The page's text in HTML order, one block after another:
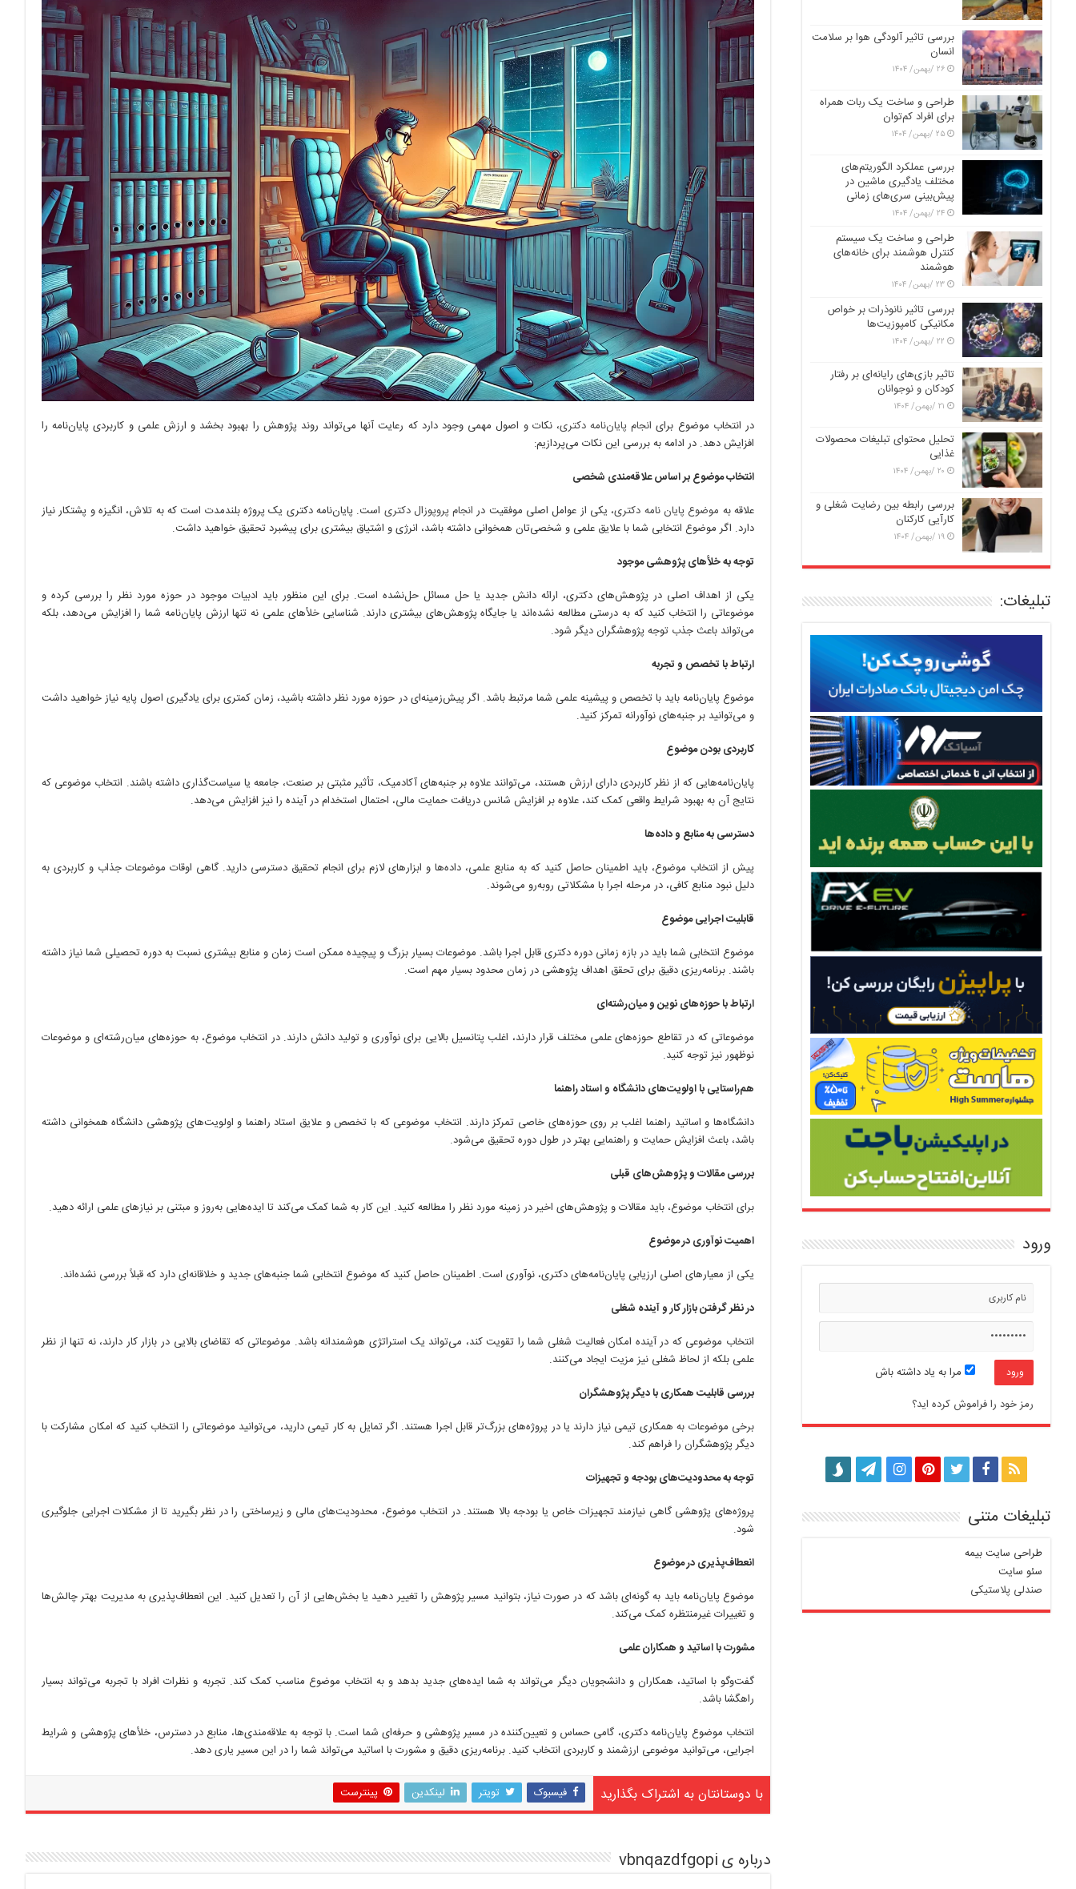
در انتخاب موضوع برای انجام پایان‌نامه دکتری، نکات و اصول مهمی وجود دارد که رعایت آنها می‌تواند روند پژوهش را بهبود بخشد و ارزش علمی و کاربردی پایان‌نامه را
افزایش دهد. در ادامه به بررسی این نکات می‌پردازیم:
انتخاب موضوع بر اساس علاقه‌مندی شخصی
علاقه به موضوع پایان نامه دکتری، یکی از عوامل اصلی موفقیت در انجام پروپوزال دکتری است. پایان‌نامه دکتری یک پروژه بلندمدت است که به تلاش، انگیزه و پشتکار نیاز
دارد. اگر موضوع انتخابی شما با علایق علمی و شخصی‌تان همخوانی داشته باشد، انرژی و اشتیاق بیشتری برای پیشبرد تحقیق خواهید داشت.
توجه به خلأهای پژوهشی موجود
یکی از اهداف اصلی در پژوهش‌های دکتری، ارائه دانش جدید یا حل مسائل حل‌نشده است. برای این منظور باید ادبیات موجود در حوزه مورد نظر را بررسی کرده و
موضوعاتی را انتخاب کنید که به درستی مطالعه نشده‌اند یا جایگاه پژوهش‌های بیشتری دارند. شناسایی خلأهای علمی نه تنها ارزش پایان‌نامه شما را افزایش می‌دهد، بلکه
می‌تواند باعث جذب توجه پژوهشگران دیگر شود.
ارتباط با تخصص و تجربه
موضوع پایان‌نامه باید با تخصص و پیشینه علمی شما مرتبط باشد. اگر پیش‌زمینه‌ای در حوزه مورد نظر داشته باشید، زمان کمتری برای یادگیری اصول پایه نیاز خواهید داشت
و می‌توانید بر جنبه‌های نوآورانه تمرکز کنید.
کاربردی بودن موضوع
پایان‌نامه‌هایی که از نظر کاربردی دارای ارزش هستند، می‌توانند علاوه بر جنبه‌های آکادمیک، تأثیر مثبتی بر صنعت، جامعه یا سیاست‌گذاری داشته باشند. انتخاب موضوعی که
نتایج آن به بهبود شرایط واقعی کمک کند، علاوه بر افزایش شانس دریافت حمایت مالی، احتمال استخدام در آینده را نیز افزایش می‌دهد.
دسترسی به منابع و داده‌ها
پیش از انتخاب موضوع، باید اطمینان حاصل کنید که به منابع علمی، داده‌ها و ابزارهای لازم برای انجام تحقیق دسترسی دارید. گاهی اوقات موضوعات جذاب و کاربردی به
دلیل نبود منابع کافی، در مرحله اجرا با مشکلاتی روبه‌رو می‌شوند.
قابلیت اجرایی موضوع
موضوع انتخابی شما باید در بازه زمانی دوره دکتری قابل اجرا باشد. موضوعات بسیار بزرگ و پیچیده ممکن است زمان و منابع بیشتری نسبت به دوره تحصیلی شما نیاز داشته
باشند. برنامه‌ریزی دقیق برای تحقق اهداف پژوهشی در زمان محدود بسیار مهم است.
ارتباط با حوزه‌های نوین و میان‌رشته‌ای
موضوعاتی که در تقاطع حوزه‌های علمی مختلف قرار دارند، اغلب پتانسیل بالایی برای نوآوری و تولید دانش دارند. در انتخاب موضوع، به حوزه‌های میان‌رشته‌ای و موضوعات
نوظهور نیز توجه کنید.
هم‌راستایی با اولویت‌های دانشگاه و استاد راهنما
دانشگاه‌ها و اساتید راهنما اغلب بر روی حوزه‌های خاصی تمرکز دارند. انتخاب موضوعی که با تخصص و علایق استاد راهنما و اولویت‌های پژوهشی دانشگاه همخوانی داشته
باشد، باعث افزایش حمایت و راهنمایی بهتر در طول دوره تحقیق می‌شود.
بررسی مقالات و پژوهش‌های قبلی
برای انتخاب موضوع، باید مقالات و پژوهش‌های اخیر در زمینه مورد نظر را مطالعه کنید. این کار به شما کمک می‌کند تا ایده‌هایی به‌روز و مبتنی بر نیازهای علمی ارائه دهید.
اهمیت نوآوری در موضوع
یکی از معیارهای اصلی ارزیابی پایان‌نامه‌های دکتری، نوآوری است. اطمینان حاصل کنید که موضوع انتخابی شما جنبه‌های جدید و خلاقانه‌ای دارد که قبلاً بررسی نشده‌اند.
در نظر گرفتن بازار کار و آینده شغلی
انتخاب موضوعی که در آینده امکان فعالیت شغلی شما را تقویت کند، می‌تواند یک استراتژی هوشمندانه باشد. موضوعاتی که تقاضای بالایی در بازار کار دارند، نه تنها از نظر
علمی بلکه از لحاظ شغلی نیز مزیت ایجاد می‌کنند.
بررسی قابلیت همکاری با دیگر پژوهشگران
برخی موضوعات به همکاری تیمی نیاز دارند یا در پروژه‌های بزرگ‌تر قابل اجرا هستند. اگر تمایل به کار تیمی دارید، می‌توانید موضوعاتی را انتخاب کنید که امکان مشارکت با
دیگر پژوهشگران را فراهم کند.
توجه به محدودیت‌های بودجه و تجهیزات
پروژه‌های پژوهشی گاهی نیازمند تجهیزات خاص یا بودجه بالا هستند. در انتخاب موضوع، محدودیت‌های مالی و زیرساختی را در نظر بگیرید تا از مشکلات اجرایی جلوگیری
شود.
انعطاف‌پذیری در موضوع
موضوع پایان‌نامه باید به گونه‌ای باشد که در صورت نیاز، بتوانید مسیر پژوهش را تغییر دهید یا بخش‌هایی از آن را تعدیل کنید. این انعطاف‌پذیری به مدیریت بهتر چالش‌ها
و تغییرات غیرمنتظره کمک می‌کند.
مشورت با اساتید و همکاران علمی
گفت‌وگو با اساتید، همکاران و دانشجویان دیگر می‌تواند به شما ایده‌های جدید بدهد و به انتخاب موضوع مناسب کمک کند. تجربه و نظرات افراد با تجربه می‌تواند بسیار
راهگشا باشد.
انتخاب موضوع پایان‌نامه دکتری، گامی حساس و تعیین‌کننده در مسیر پژوهشی و حرفه‌ای شما است. با توجه به علاقه‌مندی‌ها، منابع در دسترس، خلأهای پژوهشی و شرایط
اجرایی، می‌توانید موضوعی ارزشمند و کاربردی انتخاب کنید. برنامه‌ریزی دقیق و مشورت با اساتید می‌تواند شما را در این مسیر یاری دهد.
با دوستانتان به اشتراک بگذارید فیسبوک تویتر لینکدین پینترست
درباره ی vbnqazdfgopi
بررسی تاثیر آلودگی هوا بر سلامت
انسان
۲۶ /بهمن/ ۱۴۰۴
طراحی و ساخت یک ربات همراه
برای افراد کم‌توان
۲۵ /بهمن/ ۱۴۰۴
بررسی عملکرد الگوریتم‌های
مختلف یادگیری ماشین در
پیش‌بینی سری‌های زمانی
۲۴ /بهمن/ ۱۴۰۴
طراحی و ساخت یک سیستم
کنترل هوشمند برای خانه‌های
هوشمند
۲۳ /بهمن/ ۱۴۰۴
بررسی تاثیر نانوذرات بر خواص
مکانیکی کامپوزیت‌ها
۲۲ /بهمن/ ۱۴۰۴
تاثیر بازی‌های رایانه‌ای بر رفتار
کودکان و نوجوانان
۲۱ /بهمن/ ۱۴۰۴
تحلیل محتوای تبلیغات محصولات
غذایی
۲۰ /بهمن/ ۱۴۰۴
بررسی رابطه بین رضایت شغلی و
کارآیی کارکنان
۱۹ /بهمن/ ۱۴۰۴
تبلیغات:
ورود
مرا به یاد داشته باش
رمز خود را فراموش کرده اید؟
تبلیغات متنی
طراحی سایت بیمه
سئو سایت
صندلی پلاستیکی